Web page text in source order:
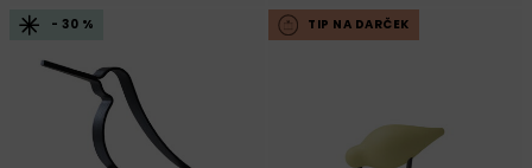
- 30 % TIP NA DARČEK